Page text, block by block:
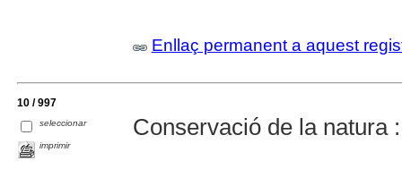
Enllaç permanent a aquest
10 / 997
seleccionar
imprimir
Conservació de la natura